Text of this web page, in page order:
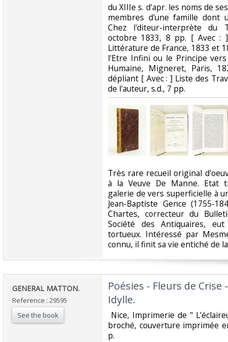
du XIIIe s. d'apr. les noms de
membres d'une famille dont
Chez l'diteur-interprète du
octobre 1833, 8 pp. [ Avec :
Littérature de France, 1833 et
l'Etre Infini ou le Principe
Humaine, Migneret, Paris,
dépliant [ Avec : ] Liste des
de l'auteur, s.d., 7 pp.‎
‎Très rare recueil original
à la Veuve De Manne. Etat
galerie de vers superficielle à
Jean-Baptiste Gence (1755-
Chartes, correcteur du
Société des Antiquaires,
tortueux. Intéressé par
connu, il finit sa vie entiché de
‎GENERAL MATTON.‎
Reference : 29595
See the book
‎Poésies - Fleurs de Crise
Idylle.‎
Nice, Imprimerie de "
broché, couverture imprimée
p. ‎